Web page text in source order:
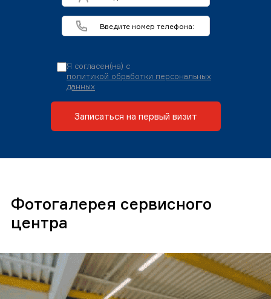
Я согласен(на) с
политикой обработки персональных
данных
Записаться на первый визит
Фотогалерея сервисного
центра